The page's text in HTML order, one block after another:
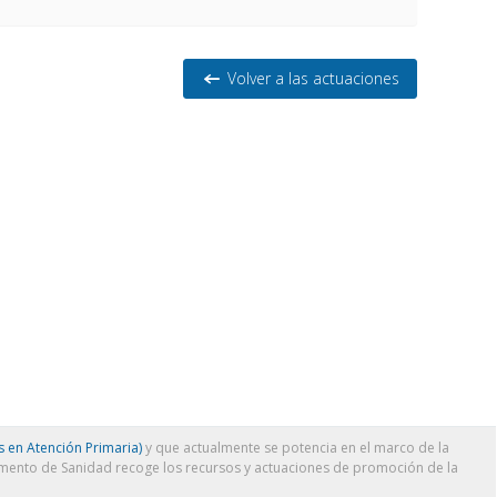
Volver a las actuaciones
en Atención Primaria)y que actualmente se potencia en el marco de la
de Sanidad recoge los recursos y actuaciones de promoción de la